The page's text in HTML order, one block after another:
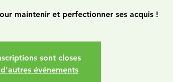
maintenir et perfectionner ses acquis !
sont closes
événements